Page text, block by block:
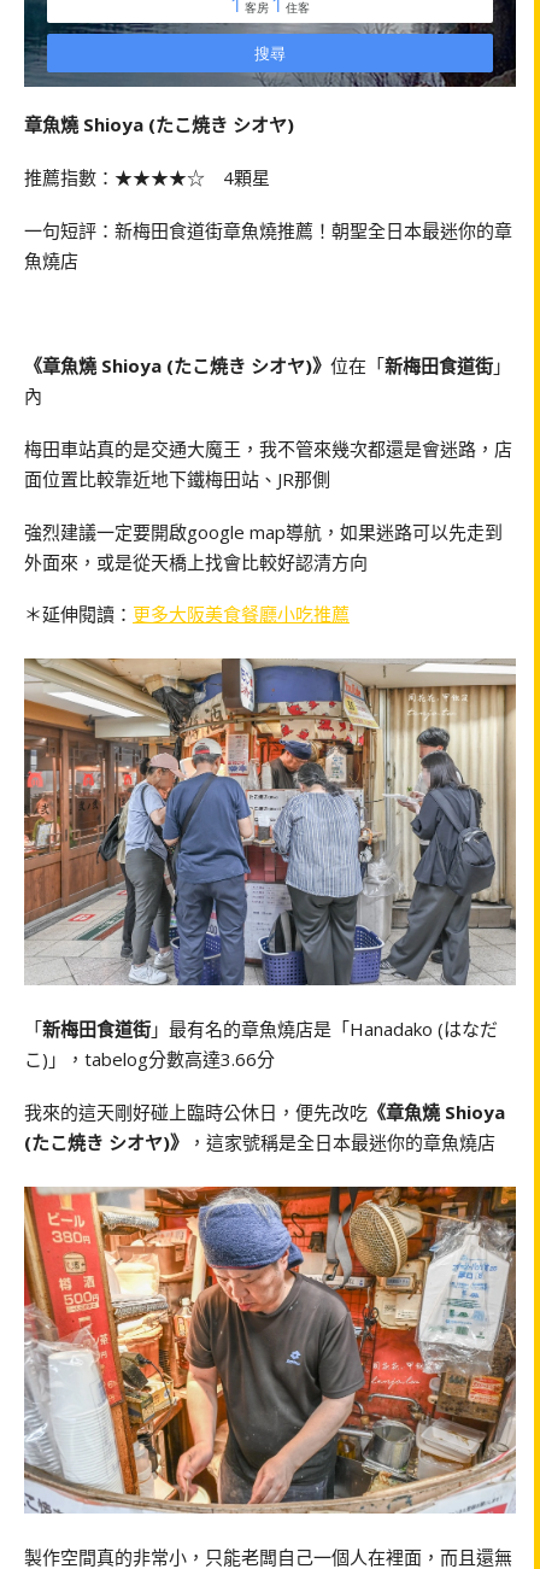
章魚燒 Shioya (たこ焼き シオヤ)
推薦指數：★★★★☆ 4顆星
一句短評：新梅田食道街章魚燒推薦！朝聖全日本最迷你的章
魚燒店
《章魚燒 Shioya (たこ焼き シオヤ)》 位在「新梅田食道街 」
內
梅田車站真的是交通大魔王，我不管來幾次都還是會迷路，店
面位置比較靠近地下鐵梅田站、JR那側
強烈建議一定要開啟google map導航，如果迷路可以先走到
外面來，或是從天橋上找會比較好認清方向
＊延伸閱讀： 更多大阪美食餐廳小吃推薦
「新梅田食道街 」最有名的章魚燒店是「Hanadako (はなだ
こ)」，tabelog分數高達3.66分
我來的這天剛好碰上臨時公休日，便先改吃 《章魚燒 Shioya
(たこ焼き シオヤ)》
，這家號稱是全日本最迷你的章魚燒店
製作空間真的非常小，只能老闆自己一個人在裡面，而且還無